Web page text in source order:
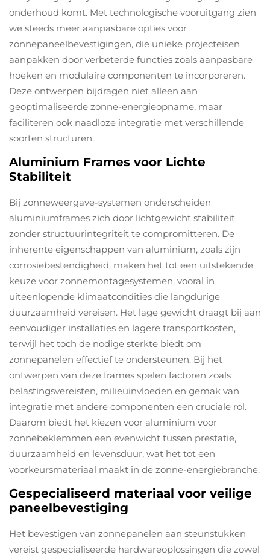
onderhoud komt. Met technologische vooruitgang zien
we steeds meer aanpasbare opties voor
zonnepaneelbevestigingen, die unieke projecteisen
aanpakken door verbeterde functies zoals aanpasbare
hoeken en modulaire componenten te incorporeren.
Deze ontwerpen bijdragen niet alleen aan
geoptimaliseerde zonne-energieopname, maar
faciliteren ook naadloze integratie met verschillende
soorten structuren.
Aluminium Frames voor Lichte
Stabiliteit
Bij zonneweergave-systemen onderscheiden
aluminiumframes zich door lichtgewicht stabiliteit
zonder structuurintegriteit te compromitteren. De
inherente eigenschappen van aluminium, zoals zijn
corrosiebestendigheid, maken het tot een uitstekende
keuze voor zonnemontagesystemen, vooral in
uiteenlopende klimaatcondities die langdurige
duurzaamheid vereisen. Het lage gewicht draagt bij aan
eenvoudiger installaties en lagere transportkosten,
terwijl het toch de nodige sterkte biedt om
zonnepanelen effectief te ondersteunen. Bij het
ontwerpen van deze frames spelen factoren zoals
belastingsvereisten, milieuinvloeden en gemak van
integratie met andere componenten een cruciale rol.
Daarom biedt het kiezen voor aluminium voor
zonnebeklemmen een evenwicht tussen prestatie,
duurzaamheid en levensduur, wat het tot een
voorkeursmateriaal maakt in de zonne-energiebranche.
Gespecialiseerd materiaal voor veilige
paneelbevestiging
Het bevestigen van zonnepanelen aan steunstukken
vereist gespecialiseerde hardwareoplossingen die zowel